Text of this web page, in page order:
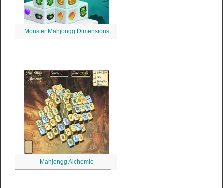
Monster Mahjongg Dimensions
Mahjongg Alchemie